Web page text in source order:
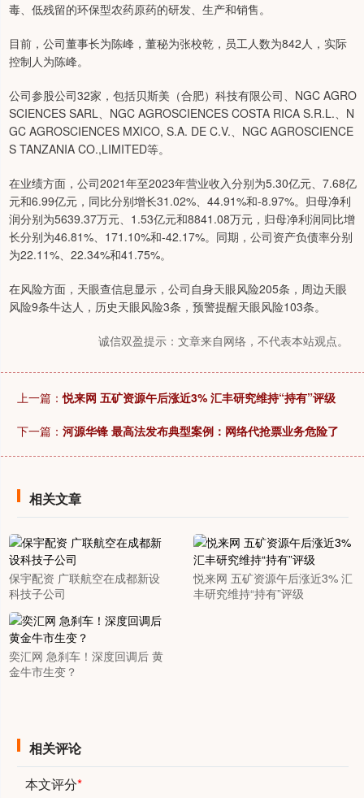
毒、低残留的环保型农药原药的研发、生产和销售。
目前，公司董事长为陈峰，董秘为张校乾，员工人数为842人，实际
控制人为陈峰。
公司参股公司32家，包括贝斯美（合肥）科技有限公司、NGC AGRO
SCIENCES SARL、NGC AGROSCIENCES COSTA RICA S.R.L.、N
GC AGROSCIENCES MXICO, S.A. DE C.V.、NGC AGROSCIENCE
S TANZANIA CO.,LIMITED等。
在业绩方面，公司2021年至2023年营业收入分别为5.30亿元、7.68亿
元和6.99亿元，同比分别增长31.02%、44.91%和-8.97%。归母净利
润分别为5639.37万元、1.53亿元和8841.08万元，归母净利润同比增
长分别为46.81%、171.10%和-42.17%。同期，公司资产负债率分别
为22.11%、22.34%和41.75%。
在风险方面，天眼查信息显示，公司自身天眼风险205条，周边天眼
风险9条牛达人，历史天眼风险3条，预警提醒天眼风险103条。
诚信双盈提示：文章来自网络，不代表本站观点。
上一篇：悦来网 五矿资源午后涨近3% 汇丰研究维持“持有”评级
下一篇： 河源华锋 最高法发布典型案例：网络代抢票业务危险了
相关文章
保宇配资 广联航空在成都新设
科技子公司
悦来网 五矿资源午后涨近3% 汇
丰研究维持“持有”评级
奕汇网 急刹车！深度回调后 黄
金牛市生变？
相关评论
本文评分*